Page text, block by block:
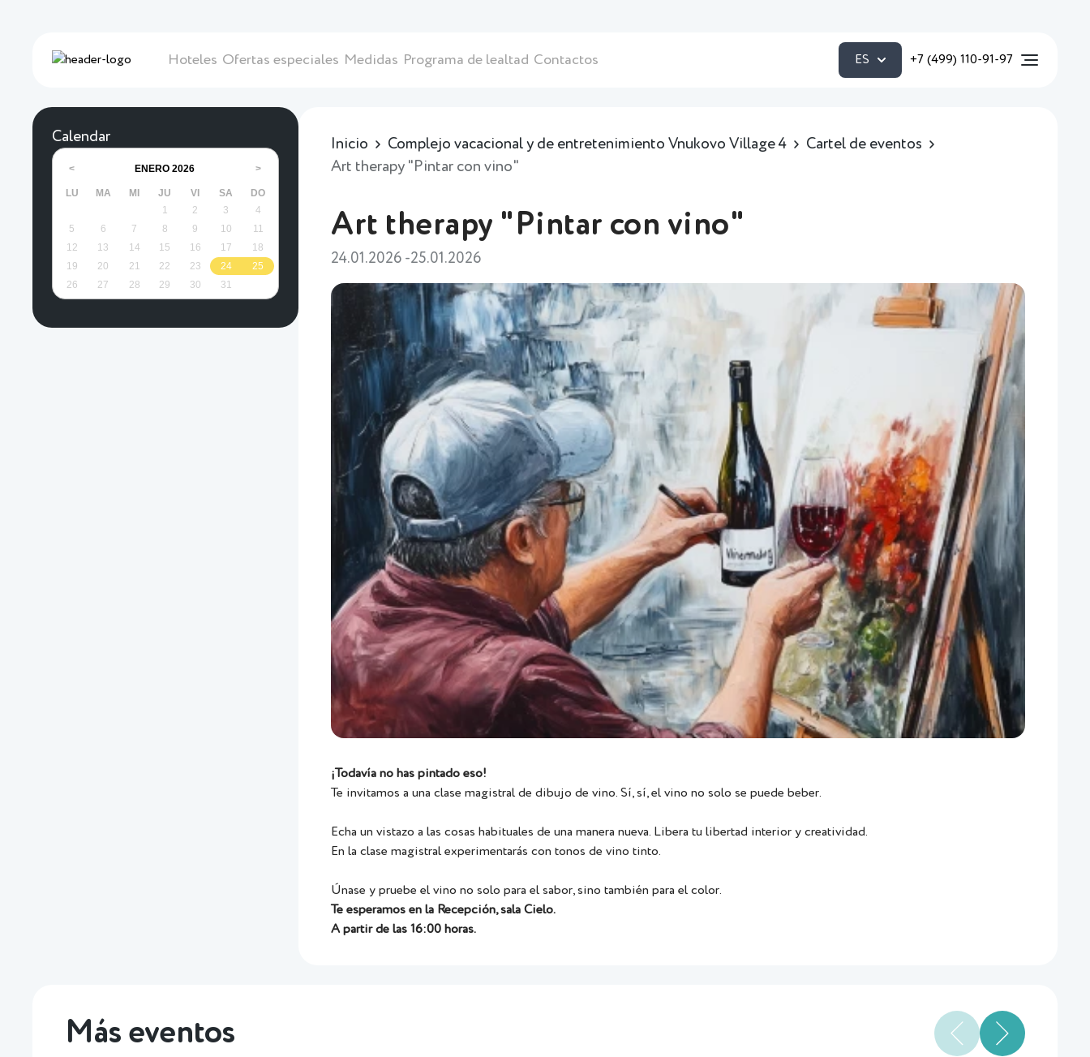
Hoteles Ofertas especiales Medidas Programa de lealtad Contactos ES +7 (499) 110-91-97
Calendar
< ENERO 2026 >
LU MA MI JU VI SA
DO
1
2 3
4
5
6 7 8 9 10
11
12
13 14 15 16 17
18
19
20 21 22 23 24
25
26
27 28 29 30 31
Inicio Complejo vacacional y de entretenimiento Vnukovo Village 4
Cartel de eventos
Art therapy "Pintar con vino"
Art therapy "Pintar con vino"
24.01.2026 -25.01.2026
¡Todavía no has pintado eso!
Te invitamos a una clase magistral de dibujo de vino. Sí, sí, el vino no solo se puede beber.
Echa un vistazo a las cosas habituales de una manera nueva. Libera tu libertad interior y creatividad.
En la clase magistral experimentarás con tonos de vino tinto.
Únase y pruebe el vino no solo para el sabor, sino también para el color.
Te esperamos en la Recepción, sala Cielo.
A partir de las 16:00 horas.
Más eventos